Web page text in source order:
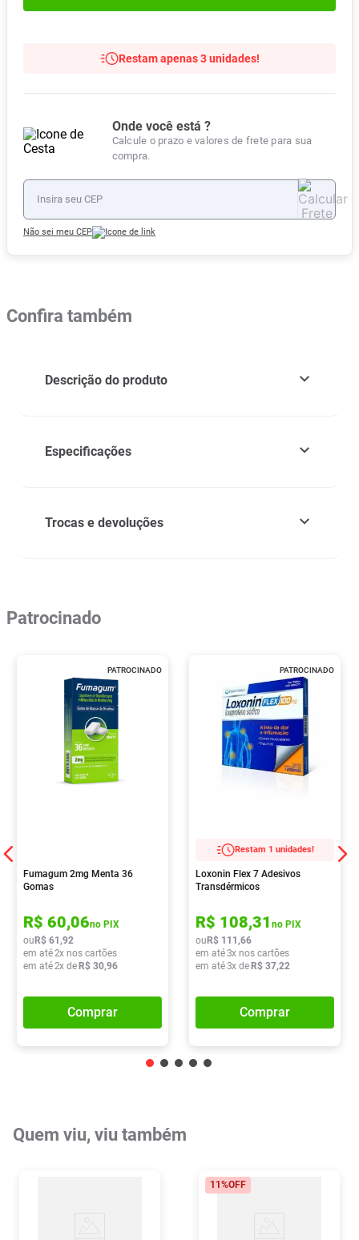
Restam apenas 3 unidades!
Onde você está ?
Calcule o prazo e valores de frete para sua
compra.
Não sei meu CEP
Confira também
Descrição do produto
Especificações
Trocas e devoluções
Patrocinado
PATROCINADO
Fumagum 2mg Menta 36
Gomas
R$ 60,06no PIX
ou R$ 61 ,92
em até2x nos cartões
em até2x de R$ 30,96
Comprar
PATROCINADO
Restam 1 unidades!
Loxonin Flex 7 Adesivos
Transdérmicos
R$ 108,31 no PIX
ou R$ 111 ,66
em até3x nos cartões
em até3x de R$ 37,22
Comprar
Quem viu, viu também
11%OFF